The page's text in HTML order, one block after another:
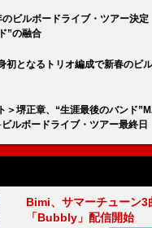
ビルボードライブ・ツアー決
”の融合
初となるトリオ編成で新春のビ
＞堺正章、“生涯最後のバンド
ルボードライブ・ツアー最終日
Bimi、サマーチューン3
「Bubbly」配信開始